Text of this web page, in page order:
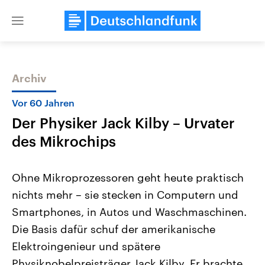
Close
Themen
Landtagswahl Sachsen-Anhalt
2026
Alle Informationen
Sachsen-Anhalt wählt am 6.
September 2026 einen neuen
Landtag. Seit 2021 wird das
Bundesland von einer Koalition aus
USA
Aktuelle Beiträge,
Hintergründe
Wirtschaftlich und
gehören die Vereinigten
den mächtigsten Ländern
mit großem Einfluss auf
Archiv
Vor 60 Jahren
Der Physiker Jack Kilby – Urvater
des Mikrochips
Ohne Mikroprozessoren geht heute praktisch
nichts mehr – sie stecken in Computern und
Smartphones, in Autos und Waschmaschinen.
Die Basis dafür schuf der amerikanische
Elektroingenieur und spätere